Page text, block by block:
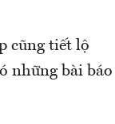
cũng tiết lộ
những bài báo